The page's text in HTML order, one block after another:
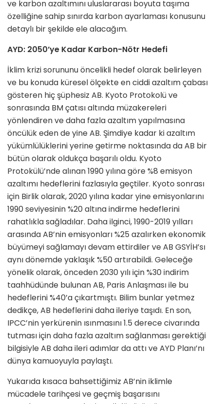
ve karbon azaltımını uluslararası boyuta taşıma
özelliğine sahip sınırda karbon ayarlaması konusunu
detaylı bir şekilde ele alacağım.
AYD: 2050’ye Kadar Karbon-Nötr Hedefi
İklim krizi sorununu öncelikli hedef olarak belirleyen
ve bu konuda küresel ölçekte en ciddi azaltım çabası
gösteren hiç şüphesiz AB. Kyoto Protokolü ve
sonrasında BM çatısı altında müzakereleri
yönlendiren ve daha fazla azaltım yapılmasına
öncülük eden de yine AB. Şimdiye kadar ki azaltım
yükümlülüklerini yerine getirme noktasında da AB bir
bütün olarak oldukça başarılı oldu. Kyoto
Protokülü’nde alınan 1990 yılına göre %8 emisyon
azaltımı hedeflerini fazlasıyla geçtiler. Kyoto sonrası
için Birlik olarak, 2020 yılına kadar yine emisyonlarını
1990 seviyesinin %20 altına indirme hedeflerini
rahatlıkla sağladılar. Daha ilginci, 1990-2019 yılları
arasında AB’nin emisyonları %25 azalırken ekonomik
büyümeyi sağlamayı devam ettirdiler ve AB GSYİH’sı
aynı dönemde yaklaşık %50 artırabildi. Geleceğe
yönelik olarak, önceden 2030 yılı için %30 indirim
taahhüdünde bulunan AB, Paris Anlaşması ile bu
hedeflerini %40’a çıkartmıştı. Bilim bunlar yetmez
dedikçe, AB hedeflerini daha ileriye taşıdı. En son,
IPCC’nin yerkürenin ısınmasını 1.5 derece civarında
tutması için daha fazla azaltım sağlanması gerektiği
bilgisiyle AB daha ileri adımlar da attı ve AYD Planı’nı
dünya kamuoyuyla paylaştı.
Yukarıda kısaca bahsettiğimiz AB’nin iklimle
mücadele tarihçesi ve geçmiş başarısını